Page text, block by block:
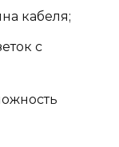
кабеля;
с